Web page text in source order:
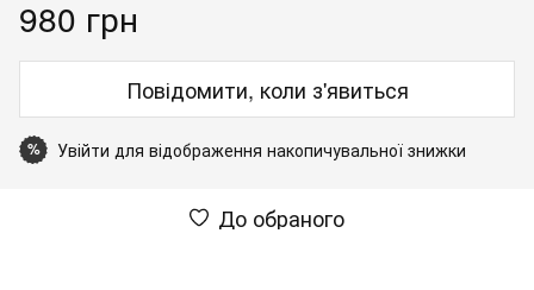
980 грн
Повідомити, коли з'явиться
% Увійти для відображення накопичувальної знижки
До обраного